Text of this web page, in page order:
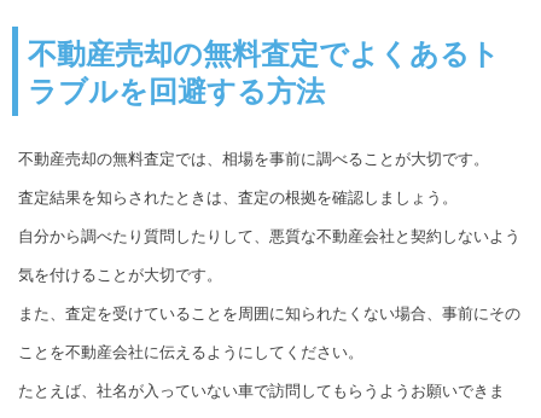
不動産売却の無料査定でよくあるト
ラブルを回避する方法
不動産売却の無料査定では、相場を事前に調べることが大切です。
査定結果を知らされたときは、査定の根拠を確認しましょう。
自分から調べたり質問したりして、悪質な不動産会社と契約しないよう
気を付けることが大切です。
また、査定を受けていることを周囲に知られたくない場合、事前にその
ことを不動産会社に伝えるようにしてください。
たとえば、社名が入っていない車で訪問してもらうようお願いできま